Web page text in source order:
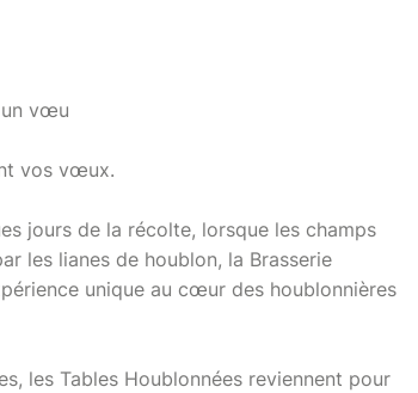
un vœu
vos vœux.
jours de la récolte, lorsque les champs
les lianes de houblon, la Brasserie
unique au cœur des houblonnières
les Tables Houblonnées reviennent pour